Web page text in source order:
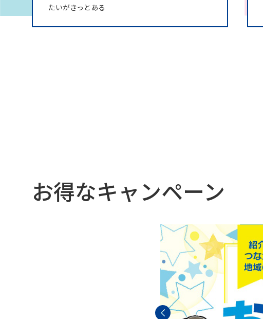
たいがきっとある
お得なキャンペーン